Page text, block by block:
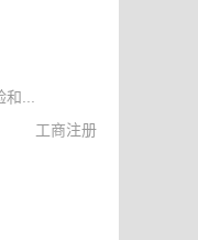
...
工商注册